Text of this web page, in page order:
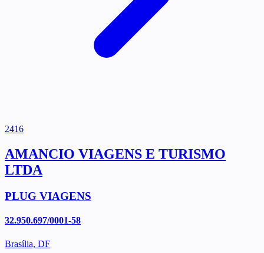
2416
AMANCIO VIAGENS E TURISMO
LTDA
PLUG VIAGENS
32.950.697/0001-58
Brasília, DF